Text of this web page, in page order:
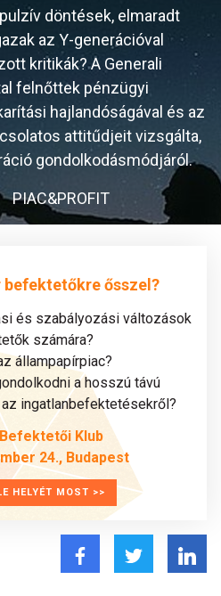
döntések, elmaradt
az Y-generációval
kritikák? A Generali
felnőttek pénzügyi
hajlandóságával és az
attitűdjeit vizsgálta,
gondolkodásmódjáról.
PIAC&PROFIT
befektetőkre ősszel?
és szabályozási változások
számára?
állampapírpiac?
a hosszú távú
ingatlanbefektetésekről?
Klub
24., Budapest
HELYÉT MOST >>